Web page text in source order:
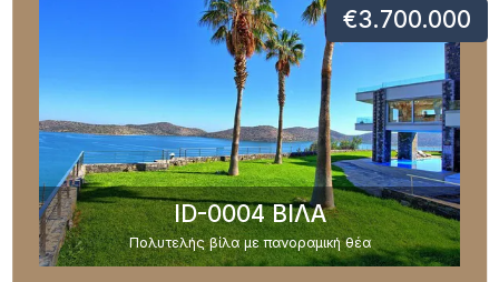
€3.700.000
ID-0004 ΒΙΛΑ
Πολυτελής βίλα με πανοραμική θέα